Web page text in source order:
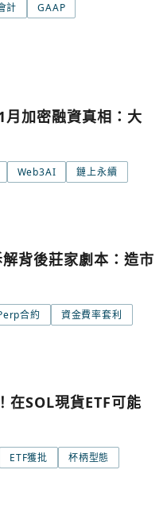
計
GAAP
加密融資真相：大
Web3AI 鏈上永續
背後莊家劇本：造市
合約 資金費率套利
SOL現貨ETF可能
ETF獲批 杯柄型態